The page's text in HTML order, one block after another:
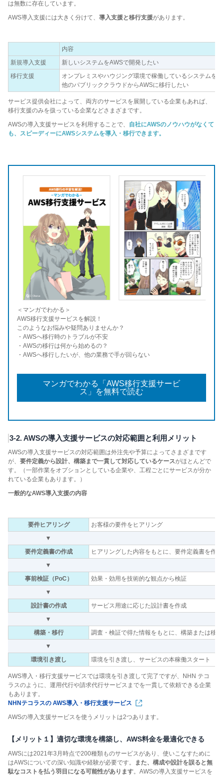
は無数に存在しています。
AWS導入支援には大きく分けて、 導入支援と移行支援があります。
内容
新規導入支援
新しいシステムをAWSで開発したい
移行支援
オンプレミスやハウジング環境で稼働しているシステムを
他のパブリッククラウドからAWSに移行したい
サービス提供会社によって、両方のサービスを展開している企業もあれば、
移行支援のみを扱っている企業などさまざまです。
AWSの導入支援サービスを利用することで、 自社にAWSのノウハウがなくて
も、スピーディーにAWSシステムを導入・移行できます。
＜マンガでわかる＞
AWS移行支援サービスを解説！
このようなお悩みや疑問ありませんか？
・AWSへ移行時のトラブルが不安
・AWSの移行は何から始めるの？
・AWSへ移行したいが、他の業務で手が回らない
マンガでわかる「AWS移行支援サービ
ス」を無料で読む
3-2. AWSの導入支援サービスの対応範囲と利用メリット
AWSの導入支援サービスの対応範囲は外注先や予算によってさまざまです
が、 要件定義から設計、構築まで一貫して対応しているケースがほとんどで
す。（一部作業をオプションとしている企業や、工程ごとにサービスが分か
れている企業もあります。）
一般的なAWS導入支援の内容
要件ヒアリング
お客様の要件をヒアリング
▼
要件定義書の作成
ヒアリングした内容をもとに、要件定義書を作成
▼
事前検証（PoC）
効果・効用を技術的な観点から検証
▼
設計書の作成
サービス用途に応じた設計書を作成
▼
構築・移行
調査・検証で得た情報をもとに、構築または移
▼
環境引き渡し
環境を引き渡し、サービスの本稼働スタート
AWS導入・移行支援サービスでは環境を引き渡して完了ですが、NHN テコ
ラスのように、運用代行や請求代行サービスまでを一貫して依頼できる企業
もあります。
NHNテコラスの AWS導入・移行支援サービス
AWSの導入支援サービスを使うメリットは2つあります。
【メリット１】適切な環境を構築し、AWS料金を最適化できる
AWSには2021年3月時点で200種類ものサービスがあり、使いこなすために
はAWSについての深い知識や経験が必要です。
また、構成や設計を誤ると無
駄なコストを払う羽目になる可能性があります。AWSの導入支援サービスを